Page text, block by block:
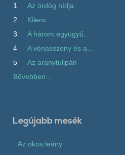
1
Az ördög hídja
2
Kilenc
3
A három együgyű...
4
A vénasszony és a...
5
Az aranytulipán
Bővebben...
Legújabb mesék
Az okos leány